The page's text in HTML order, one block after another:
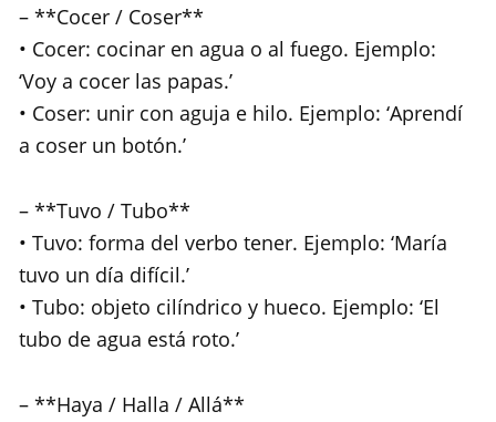
– **Cocer / Coser**
• Cocer: cocinar en agua o al fuego. Ejemplo:
‘Voy a cocer las papas.’
• Coser: unir con aguja e hilo. Ejemplo: ‘Aprendí
a coser un botón.’
– **Tuvo / Tubo**
• Tuvo: forma del verbo tener. Ejemplo: ‘María
tuvo un día difícil.’
• Tubo: objeto cilíndrico y hueco. Ejemplo: ‘El
tubo de agua está roto.’
– **Haya / Halla / Allá**